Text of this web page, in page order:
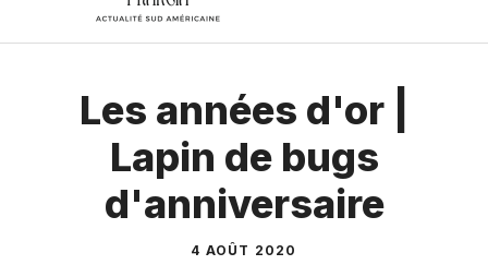
Les années d'or |
Lapin de bugs
d'anniversaire
4 AOÛT 2020